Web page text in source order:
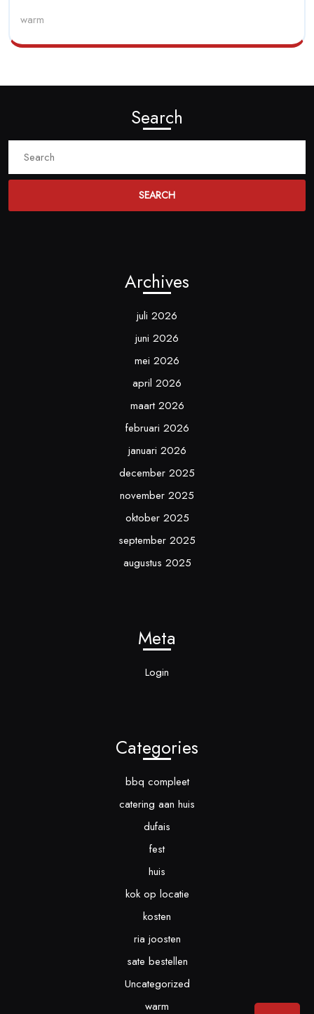
warm
Search
Archives
juli 2026
juni 2026
mei 2026
april 2026
maart 2026
februari 2026
januari 2026
december 2025
november 2025
oktober 2025
september 2025
augustus 2025
Meta
Login
Categories
bbq compleet
catering aan huis
dufais
fest
huis
kok op locatie
kosten
ria joosten
sate bestellen
Uncategorized
warm